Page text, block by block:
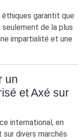
garantit que
de la plus
impartialité et une
un
et Axé sur
international, en
divers marchés